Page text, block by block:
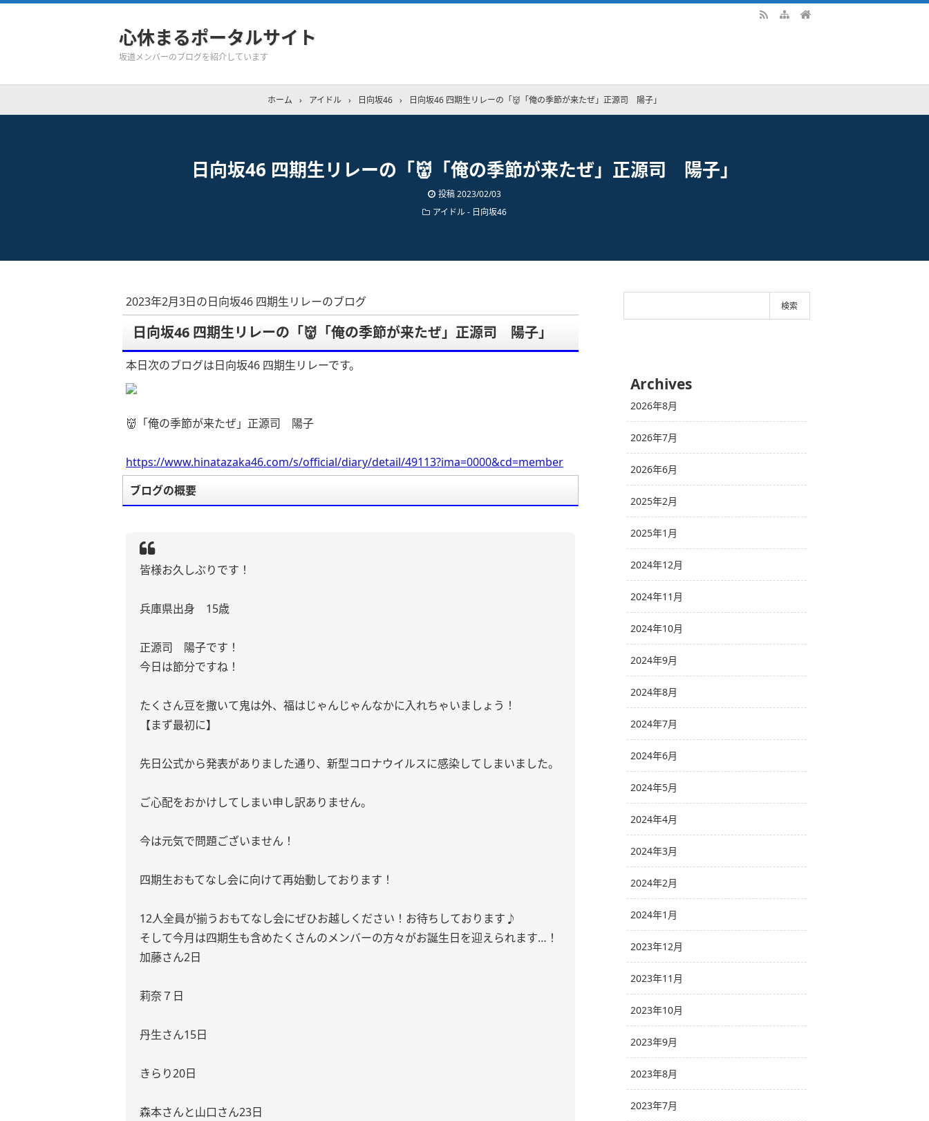
心休まるポータルサイト
坂道メンバーのブログを紹介しています
ホーム › アイドル › 日向坂46 › 日向坂46 四期生リレーの「👹「俺の季節が来たぜ」正源司 陽子」
日向坂46 四期生リレーの「👹「俺の季節が来たぜ」正源司 陽子」
投稿2023/02/03
アイドル - 日向坂46
2023年2月3日の日向坂46 四期生リレーのブログ
日向坂46 四期生リレーの「👹「俺の季節が来たぜ」正源司 陽子」
本日次のブログは日向坂46 四期生リレーです。
👹「俺の季節が来たぜ」正源司 陽子
https://www.hinatazaka46.com/s/official/diary/detail/49113?ima=0000&cd=member
ブログの概要
皆様お久しぶりです！
兵庫県出身 15歳
正源司 陽子です！
今日は節分ですね！
たくさん豆を撒いて鬼は外、福はじゃんじゃんなかに入れちゃいましょう！
【まず最初に】
先日公式から発表がありました通り、新型コロナウイルスに感染してしまいました。
ご心配をおかけしてしまい申し訳ありません。
今は元気で問題ございません！
四期生おもてなし会に向けて再始動しております！
12人全員が揃うおもてなし会にぜひお越しください！お待ちしております♪
そして今月は四期生も含めたくさんのメンバーの方々がお誕生日を迎えられます…！
加藤さん2日
莉奈７日
丹生さん15日
きらり20日
森本さんと山口さん23日
Archives
2026年8月
2026年7月
2026年6月
2025年2月
2025年1月
2024年12月
2024年11月
2024年10月
2024年9月
2024年8月
2024年7月
2024年6月
2024年5月
2024年4月
2024年3月
2024年2月
2024年1月
2023年12月
2023年11月
2023年10月
2023年9月
2023年8月
2023年7月